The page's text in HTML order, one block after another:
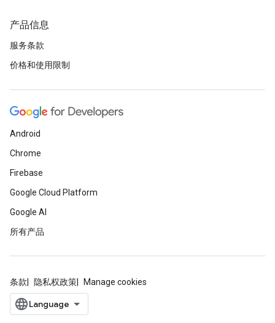
产品信息
服务条款
价格和使用限制
Android
Chrome
Firebase
Google Cloud Platform
Google AI
所有产品
条款 隐私权政策 Manage cookies